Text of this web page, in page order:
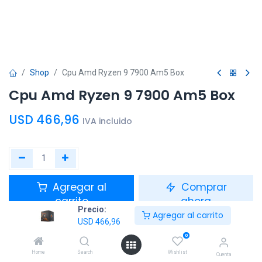
Precio:
USD 466,96
Agregar al carrito
Home Search
0
Wishlist Cuenta
Shop Cpu Amd Ryzen 9 7900 Am5 Box
Cpu Amd Ryzen 9 7900 Am5 Box
USD 466,96 IVA incluido
Agregar al
carrito
Comprar
ahora
Agregar a la lista de deseos